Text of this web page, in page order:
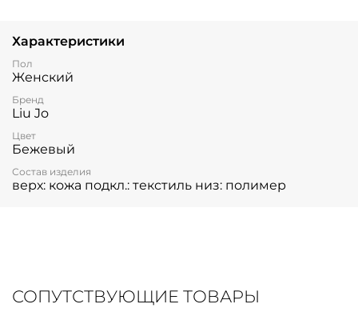
Характеристики
Пол
Женский
Бренд
Liu Jo
Цвет
Бежевый
Состав изделия
верх: кожа подкл.: текстиль низ: полимер
СОПУТСТВУЮЩИЕ ТОВАРЫ